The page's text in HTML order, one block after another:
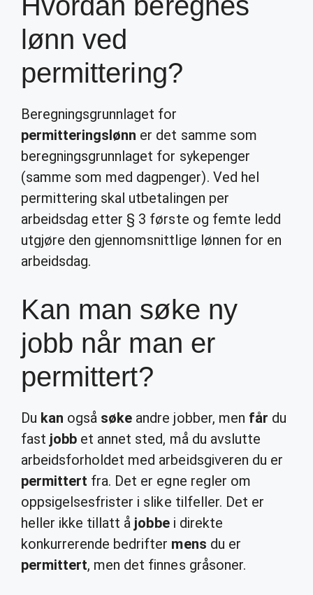
lønn ved
permittering?
Beregningsgrunnlaget for
permitteringslønn er det samme som
beregningsgrunnlaget for sykepenger
(samme som med dagpenger). Ved hel
permittering skal utbetalingen per
arbeidsdag etter § 3 første og femte ledd
utgjøre den gjennomsnittlige lønnen for en
arbeidsdag.
Kan man søke ny
jobb når man er
permittert?
Du kan også søke andre jobber, men får du
fast jobb et annet sted, må du avslutte
arbeidsforholdet med arbeidsgiveren du er
permittert fra. Det er egne regler om
oppsigelsesfrister i slike tilfeller. Det er
heller ikke tillatt å jobbei direkte
konkurrerende bedrifter mens du er
permittert, men det finnes gråsoner.